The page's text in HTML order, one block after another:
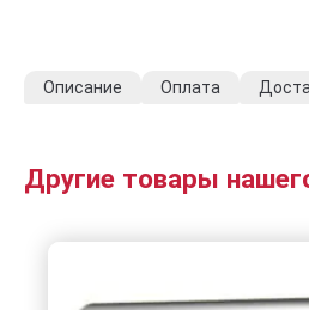
Описание Оплата
Другие товары